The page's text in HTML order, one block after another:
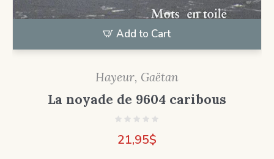
Add to Cart
Hayeur, Gaëtan
La noyade de 9604 caribous
21,95$